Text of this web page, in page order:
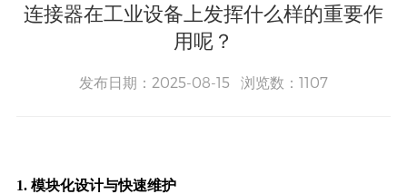
连接器在工业设备上发挥什么样的重要作
用呢？
发布日期：2025-08-15 浏览数：1107
1. 模块化设计与快速维护